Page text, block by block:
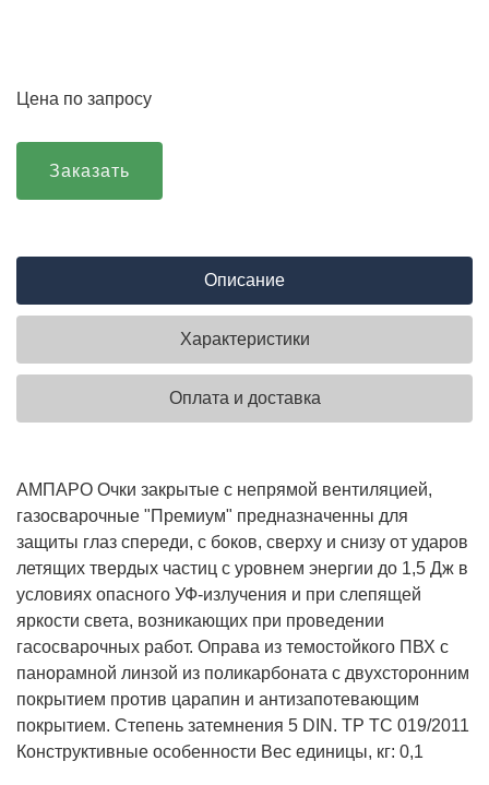
Цена по запросу
Заказать
Описание
Характеристики
Оплата и доставка
АМПАРО Очки закрытые с непрямой вентиляцией,
газосварочные "Премиум" предназначенны для
защиты глаз спереди, с боков, сверху и снизу от ударов
летящих твердых частиц с уровнем энергии до 1,5 Дж в
условиях опасного УФ-излучения и при слепящей
яркости света, возникающих при проведении
гасосварочных работ. Оправа из темостойкого ПВХ с
панорамной линзой из поликарбоната с двухсторонним
покрытием против царапин и антизапотевающим
покрытием. Степень затемнения 5 DIN. ТР ТС 019/2011
Конструктивные особенности Вес единицы, кг: 0,1